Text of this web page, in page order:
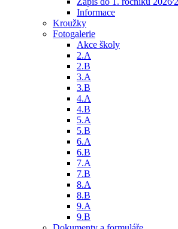
Informace
Kroužky
Fotogalerie
Akce školy
2.A
2.B
3.A
3.B
4.A
4.B
5.A
5.B
6.A
6.B
7.A
7.B
8.A
8.B
9.A
9.B